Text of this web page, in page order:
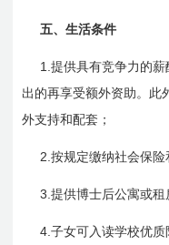
五、生活条件
1.提供具有竞争力的
出的再享受额外资助。此
外支持和配套；
2.按规定缴纳社会保险
3.提供博士后公寓或租
4.子女可入读学校优质